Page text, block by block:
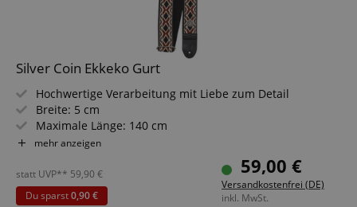
Silver Coin Ekkeko Gurt
Hochwertige Verarbeitung mit Liebe zum Detail
Breite: 5 cm
Maximale Länge: 140 cm
Materialien: 100 % Baumwolle, Leder
Farben: Auffälliges Muster in Schwarz, Rot und Weiß
mehr anzeigen
59,00 €
Versandkostenfrei (DE)
inkl. MwSt.
statt UVP** 59,90 €
Du sparst0,90 €